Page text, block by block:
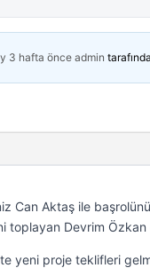
3 hafta önceadmin
Can Aktaş ile
toplayan Devrim
yeni proje teklifleri